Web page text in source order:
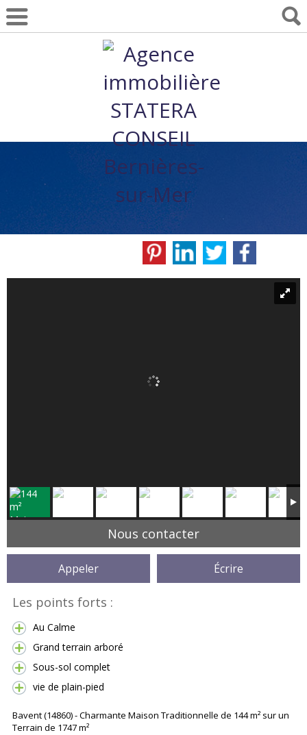
Nous contacter
Appeler Écrire
Les points forts :
Au Calme
Grand terrain arboré
Sous-sol complet
vie de plain-pied
Bavent (14860) - Charmante Maison Traditionnelle de 144 m² sur un
Terrain de 1747 m²